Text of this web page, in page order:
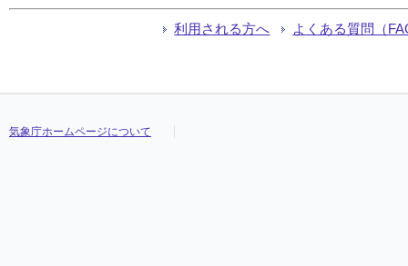
利用される方へ よくある質問（
気象庁ホームページについて